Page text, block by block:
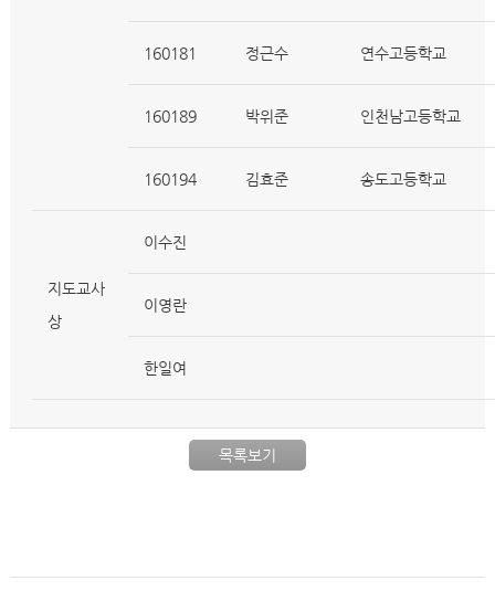
160181 정근수 연수고등학교
160189 박위준 인천남고등학교
160194 김효준 송도고등학교
지도교사
상
이수진
이영란
한일여
목록보기